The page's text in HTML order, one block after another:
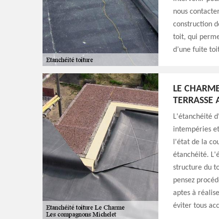
nous
construction
toit, qui
d’une fuite
LE
TERRASSE
L'étanchéité
intempéries
l'état de la
étanchéité.
structure du
pensez
aptes à
éviter tous